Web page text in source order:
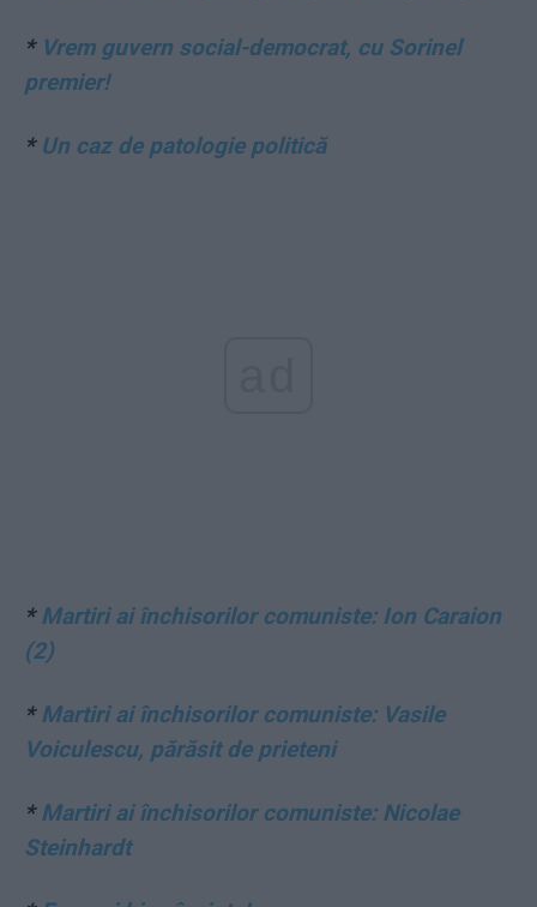
* Vrem guvern social-democrat, cu Sorinel
premier!
* Un caz de patologie politică
*Martiri ai închisorilor comuniste: Ion Caraion
(2)
*Martiri ai închisorilor comuniste: Vasile
Voiculescu, părăsit de prieteni
*Martiri ai închisorilor comuniste: Nicolae
Steinhardt